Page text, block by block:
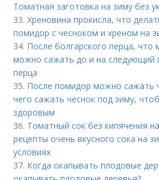
Томатная заготовка на зиму без
33.Хреновина прокисла, что
помидор с чесноком и хреном на
34. После болгарского перца, что
можно сажать до и на следующий
перца
35. После помидор можно сажать
чего сажать чеснок под зиму,
здоровым
36. Томатный сок без кипячения
рецепты очень вкусного сока на
условиях
37. Когда окапывать плодовые